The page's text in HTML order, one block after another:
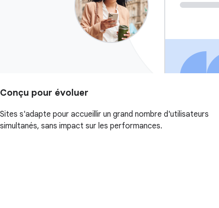
Conçu pour évoluer
Sites s'adapte pour accueillir un grand nombre d'utilisateurs
simultanés, sans impact sur les performances.